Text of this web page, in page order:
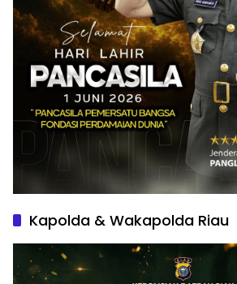
Kapolda & Wakapolda Riau